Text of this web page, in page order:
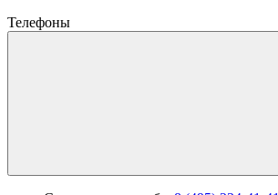
Телефоны